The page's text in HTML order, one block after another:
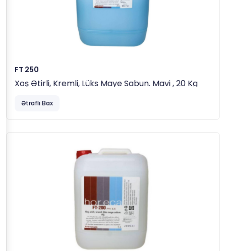
FT 250
Xoş Ətirli, Kremli, Lüks Maye Sabun. Mavi , 20 Kg
Ətraflı Bax